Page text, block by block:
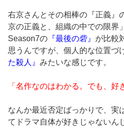
右京さんとその相棒の『正義』
京の正義と、組織の中での限界
Season7の 『最後の砦』 が比較
思うんですが、個人的な位置づ
た殺人』 みたいな感じです。
「名作なのはわかる。でも、好
なんか最近否定ばっかりで、実
てドラマ自体が好きじゃないん